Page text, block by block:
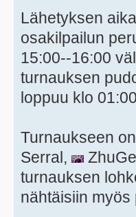
Lähetyksen
osakilpailun
15:00--16:00
turnauksen
loppuu klo
Turnaukseen
Serral,
turnauksen
nähtäisiin myös